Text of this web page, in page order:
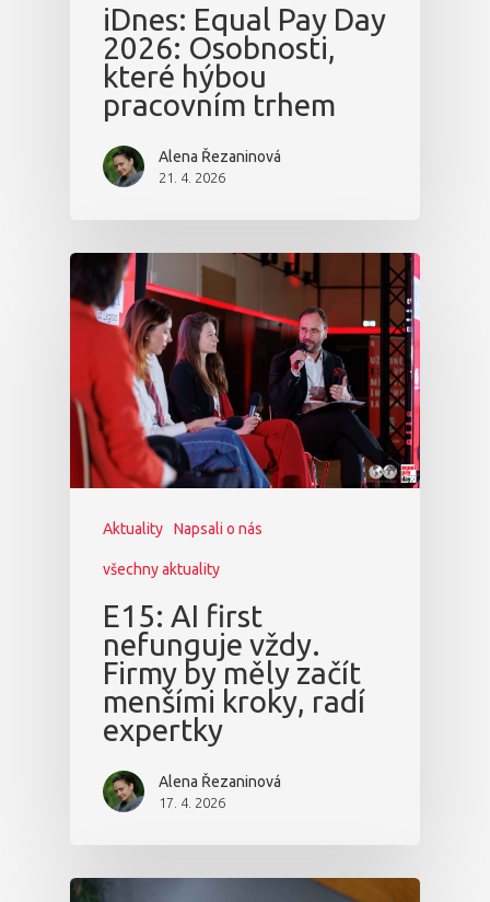
iDnes: Equal Pay Day
2026: Osobnosti,
které hýbou
pracovním trhem
Alena Řezaninová
21. 4. 2026
Aktuality Napsali o nás
všechny aktuality
E15: AI first
nefunguje vždy.
Firmy by měly začít
menšími kroky, radí
expertky
Alena Řezaninová
17. 4. 2026